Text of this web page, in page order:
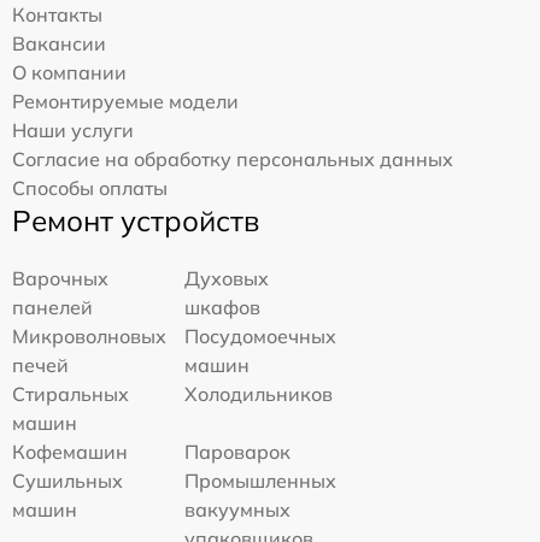
Контакты
Вакансии
О компании
Ремонтируемые модели
Наши услуги
Согласие на обработку персональных данных
Способы оплаты
Ремонт устройств
Варочных
панелей
Духовых
шкафов
Микроволновых
печей
Посудомоечных
машин
Стиральных
машин
Холодильников
Кофемашин
Пароварок
Сушильных
машин
Промышленных
вакуумных